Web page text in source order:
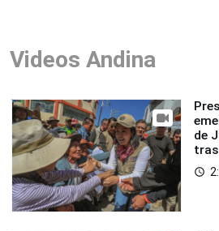
Videos Andina
de
access_time